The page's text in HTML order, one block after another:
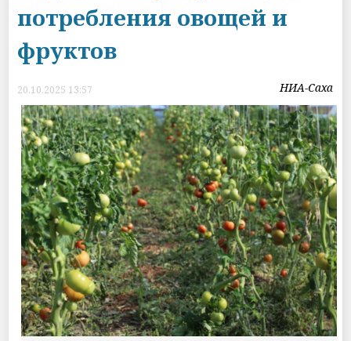
потребления овощей и
фруктов
20.10.2025 13:57 НИА-Саха